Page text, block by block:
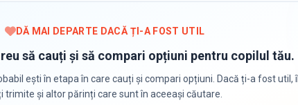
DĂ MAI DEPARTE DACĂ ȚI-A FOST UTIL
să cauți și să compari opțiuni pentru copilul tău.
ești în etapa în care cauți și compari opțiuni. Dacă ți-a fost util, îl
trimite și altor părinți care sunt în aceeași căutare.